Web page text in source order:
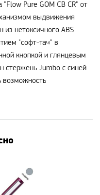
Pure GOM CB CR" от
выдвижения
из нетоксичного ABS
"софт-тач" в
кнопкой и глянцевым
стержень Jumbo с синей
возможность